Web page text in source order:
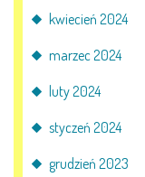
kwiecień 2024
marzec 2024
luty 2024
styczeń 2024
grudzień 2023